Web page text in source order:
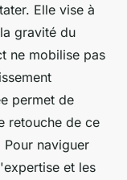
Elle vise à
gravité du
ne mobilise pas
permet de
retouche de ce
Pour naviguer
et les